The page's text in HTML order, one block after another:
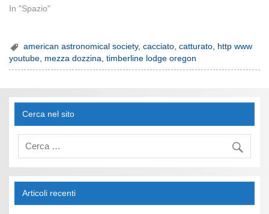
In "Spazio"
american astronomical society,cacciato ,catturato http www
youtube mezza dozzina ,timberline lodge oregon
Cerca nel sito
Articoli recenti